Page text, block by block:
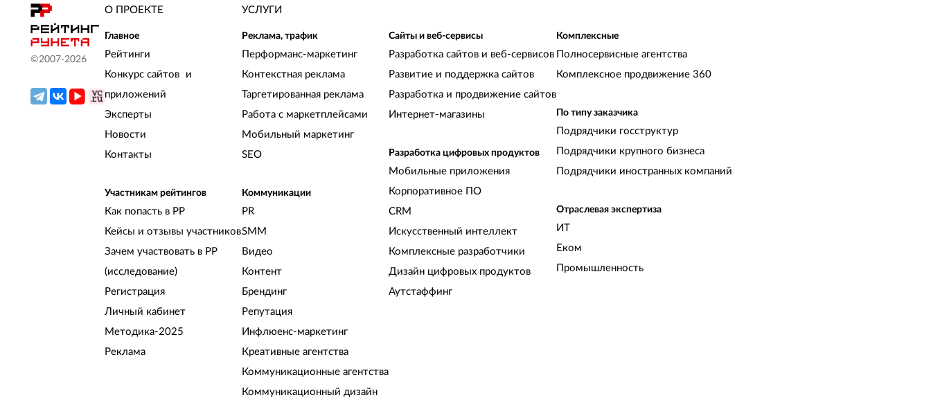
©2007-2026
О ПРОЕКТЕ
Главное
Рейтинги
Конкурс сайтов и
приложений
Эксперты
Новости
Контакты
Участникам рейтингов
Как попасть в РР
Кейсы и отзывы участников
Зачем участвовать в РР
(исследование)
Регистрация
Личный кабинет
Методика-2025
Реклама
УСЛУГИ
Реклама, трафик
Перформанс-маркетинг
Контекстная реклама
Таргетированная реклама
Работа с маркетплейсами
Мобильный маркетинг
SEO
Коммуникации
PR
SMM
Видео
Контент
Брендинг
Репутация
Инфлюенс-маркетинг
Креативные агентства
Коммуникационные агентства
Коммуникационный дизайн
Сайты и веб-сервисы
Разработка сайтов и веб-сервисов
Развитие и поддержка сайтов
Разработка и продвижение сайтов
Интернет-магазины
Разработка цифровых продуктов
Мобильные приложения
Корпоративное ПО
CRM
Искусственный интеллект
Комплексные разработчики
Дизайн цифровых продуктов
Аутстаффинг
Комплексные
Полносервисные агентства
Комплексное продвижение 360
По типу заказчика
Подрядчики госструктур
Подрядчики крупного бизнеса
Подрядчики иностранных компаний
Отраслевая экспертиза
ИТ
Еком
Промышленность